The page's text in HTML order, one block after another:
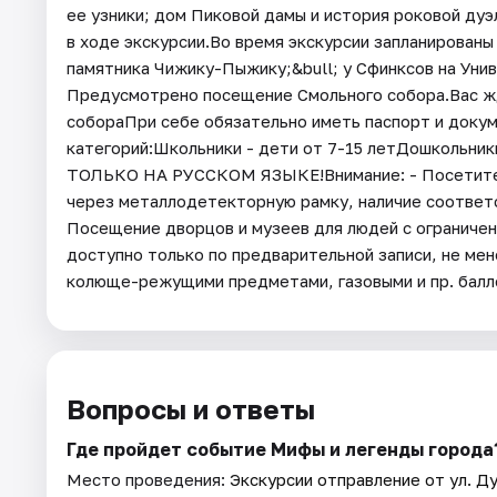
ее узники; дом Пиковой дамы и история роковой
в ходе экскурсии.Во время экскурсии
памятника Чижику-Пыжику;&bull; у Сфинксов на
Предусмотрено посещение Смольного собора.Вас
собораПри себе обязательно иметь паспорт и
категорий:Школьники - дети от 7-15
ТОЛЬКО НА РУССКОМ ЯЗЫКЕ!Внимание: -
через металлодетекторную рамку, наличие
Посещение дворцов и музеев для людей с
доступно только по предварительной записи, не
колюще-режущими предметами, газовыми и пр.
Вопросы и ответы
Где пройдет событие Мифы и легенды
Место проведения: Экскурсии отправление от ул.